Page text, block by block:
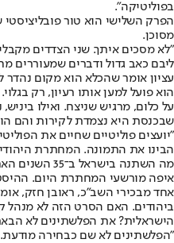
בפוליטיקה".
הפרק השלישי הוא טור
מסוכן.
"לא מסכים איתך. שני הצדדים
ליבם כאב גדול ודברים שמעוררים
עציון אומר שהכלא הוא מקום נהדר
הוא פועל למען אותו רעיון, רק
על כלום, מרגיש שניצח. ואילו
שבכנסת היא נצמדת לקירות והם
"יועצים פוליטיים שחיים את
הבינו את התמונה. המחתרת
מה השתנה
איפה מורשעי המחתרת היום.
אחד מבכירי השב"כ, ראובן חזק,
ביהודים. האם הסרט הזה לא מנהל
הישראלית? את הפלשתינים לא
"הפלשתינים לא שם כבחירה